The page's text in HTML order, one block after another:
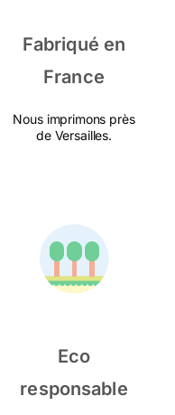
Fabriqué en
France
Nous imprimons près
de Versailles.
Eco
responsable